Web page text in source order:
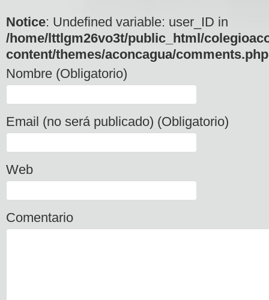
Notice: Undefined variable: user_ID in
/home/lttlgm26vo3t/public_html/
content/themes/aconcagua/comments.php
Nombre (Obligatorio)
Email (no será publicado) (Obligatorio)
Web
Comentario